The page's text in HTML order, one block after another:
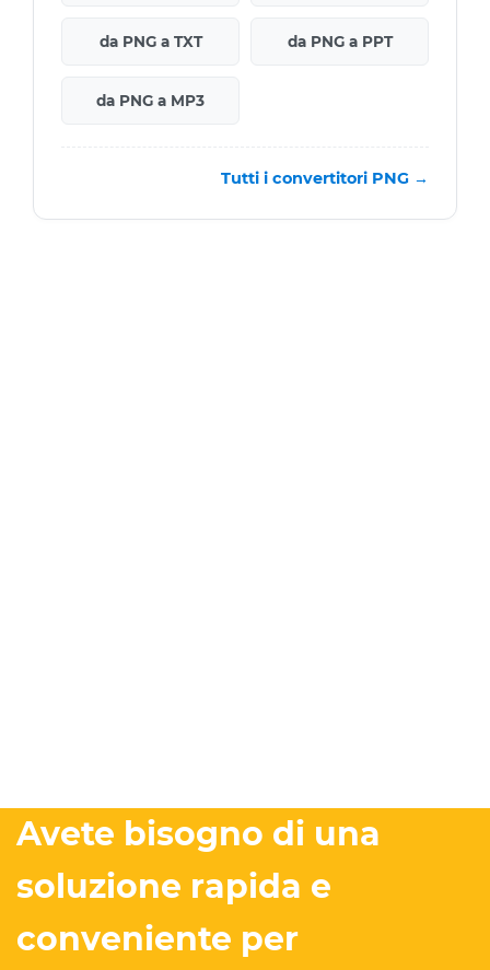
da PNG a TXT da PNG a PPT
da PNG a MP3
Tutti i convertitori PNG →
Avete bisogno di una
soluzione rapida e
conveniente per